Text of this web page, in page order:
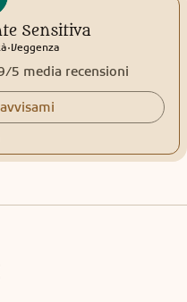
Sensitiva
.Veggenza
5 media recensioni